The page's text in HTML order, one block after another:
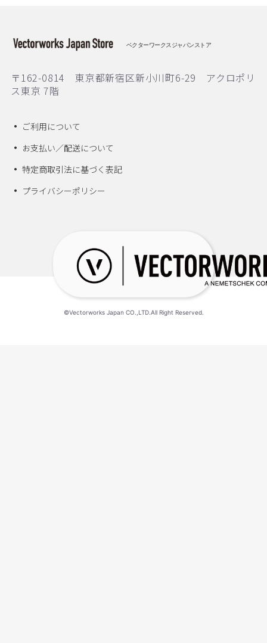
ベクターワークスジャパンストア
〒162-0814 東京都新宿区新小川町6-29 アクロポリ
ス東京 7階
ご利用について
お支払い／配送について
特定商取引法に基づく表記
プライバシーポリシー
©Vectorworks Japan CO.,LTD.All Right Reserved.